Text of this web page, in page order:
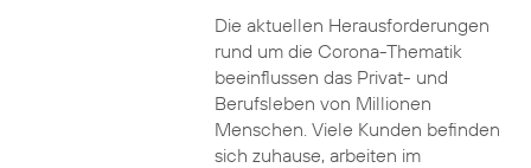
Die aktuellen Herausforderungen
rund um die Corona-Thematik
beeinflussen das Privat- und
Berufsleben von Millionen
Menschen. Viele Kunden befinden
sich zuhause, arbeiten im